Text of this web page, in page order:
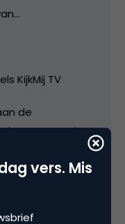
KijkMij TV
de
de voorwaarden
binnen
vers. Mis